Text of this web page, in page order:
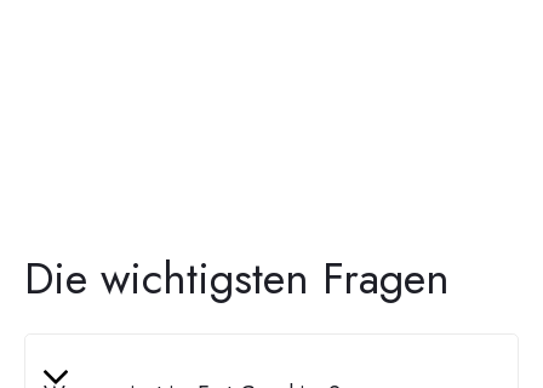
Die wichtigsten Fragen